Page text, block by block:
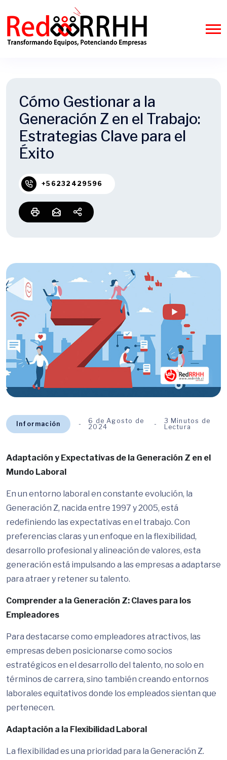
Cómo Gestionar a la
Generación Z en el Trabajo:
Estrategias Clave para el
Éxito
+56232429596
Información
6 de Agosto de
2024
3 Minutos de
Lectura
Adaptación y Expectativas de la Generación Z en el
Mundo Laboral
En un entorno laboral en constante evolución, la
Generación Z, nacida entre 1997 y 2005, está
redefiniendo las expectativas en el trabajo. Con
preferencias claras y un enfoque en la flexibilidad,
desarrollo profesional y alineación de valores, esta
generación está impulsando a las empresas a adaptarse
para atraer y retener su talento.
Comprender a la Generación Z: Claves para los
Empleadores
Para destacarse como empleadores atractivos, las
empresas deben posicionarse como socios
estratégicos en el desarrollo del talento, no solo en
términos de carrera, sino también creando entornos
laborales equitativos donde los empleados sientan que
pertenecen.
Adaptación a la Flexibilidad Laboral
La flexibilidad es una prioridad para la Generación Z.